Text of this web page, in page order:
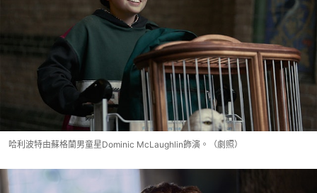
哈利波特由蘇格蘭男童星Dominic McLaughlin飾演。（劇照）